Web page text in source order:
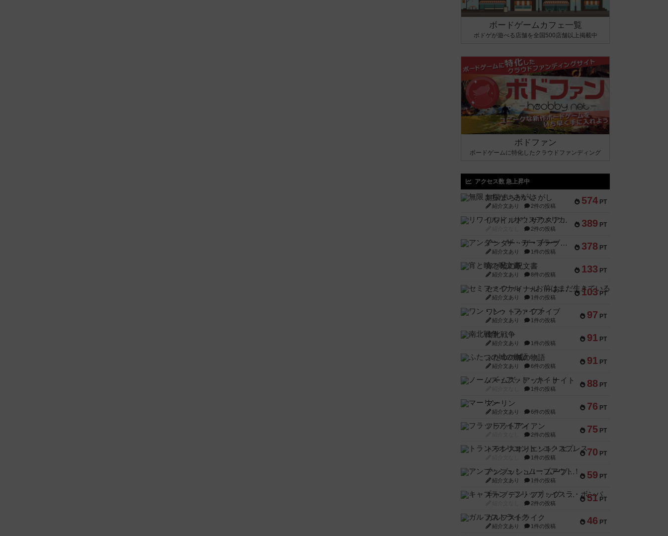
ボードゲームカフェ一覧
ボドゲが遊べる店舗を全国500店舗以上掲載中
ボドファン
ボードゲームに特化したクラウドファンディング
アクセス数 急上昇中
574 PT
無限まちがいさがし
紹介文あり 2件の投稿
389 PT
リワイルド：サウスアメリカ
2件の投稿
378 PT
アンダー・ザ・テーブラー
紹介文あり 1件の投稿
133 PT
宵と暁の呪文書
紹介文あり 8件の投稿
103 PT
セミファイナル ～お前はまだ生きている～
紹介文あり 1件の投稿
97 PT
ワン・トゥ・ファイブ
紹介文あり 1件の投稿
91 PT
南北戦争
紹介文あり 1件の投稿
91 PT
ふたつの城の物語
紹介文あり 6件の投稿
88 PT
ノームズ・アット・ナイト
1件の投稿
76 PT
マーリン
紹介文あり 6件の投稿
75 PT
フラットアイアン
2件の投稿
70 PT
トランスオリエント・エクスプレス
1件の投稿
59 PT
アンブッシュ！：ムーブアウト！
紹介文あり 1件の投稿
51 PT
キャプテン・フリップ：イスラ・ボンバ
2件の投稿
46 PT
ガルフストライク
紹介文あり 1件の投稿